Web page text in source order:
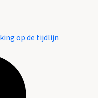
op de tijdlijn